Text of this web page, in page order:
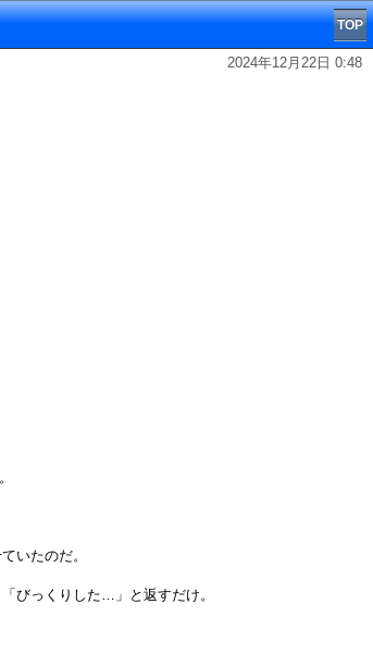
TOP
2024年12月22日 0:48
いたのだ。
びっくりした…」と返すだけ。